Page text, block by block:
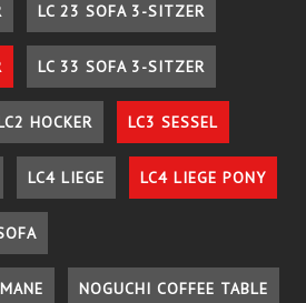
LC 23 SOFA 3-SITZER
LC 33 SOFA 3-SITZER
HOCKER LC3 SESSEL
LC4 LIEGE LC4 LIEGE PONY
NOGUCHI COFFEE TABLE